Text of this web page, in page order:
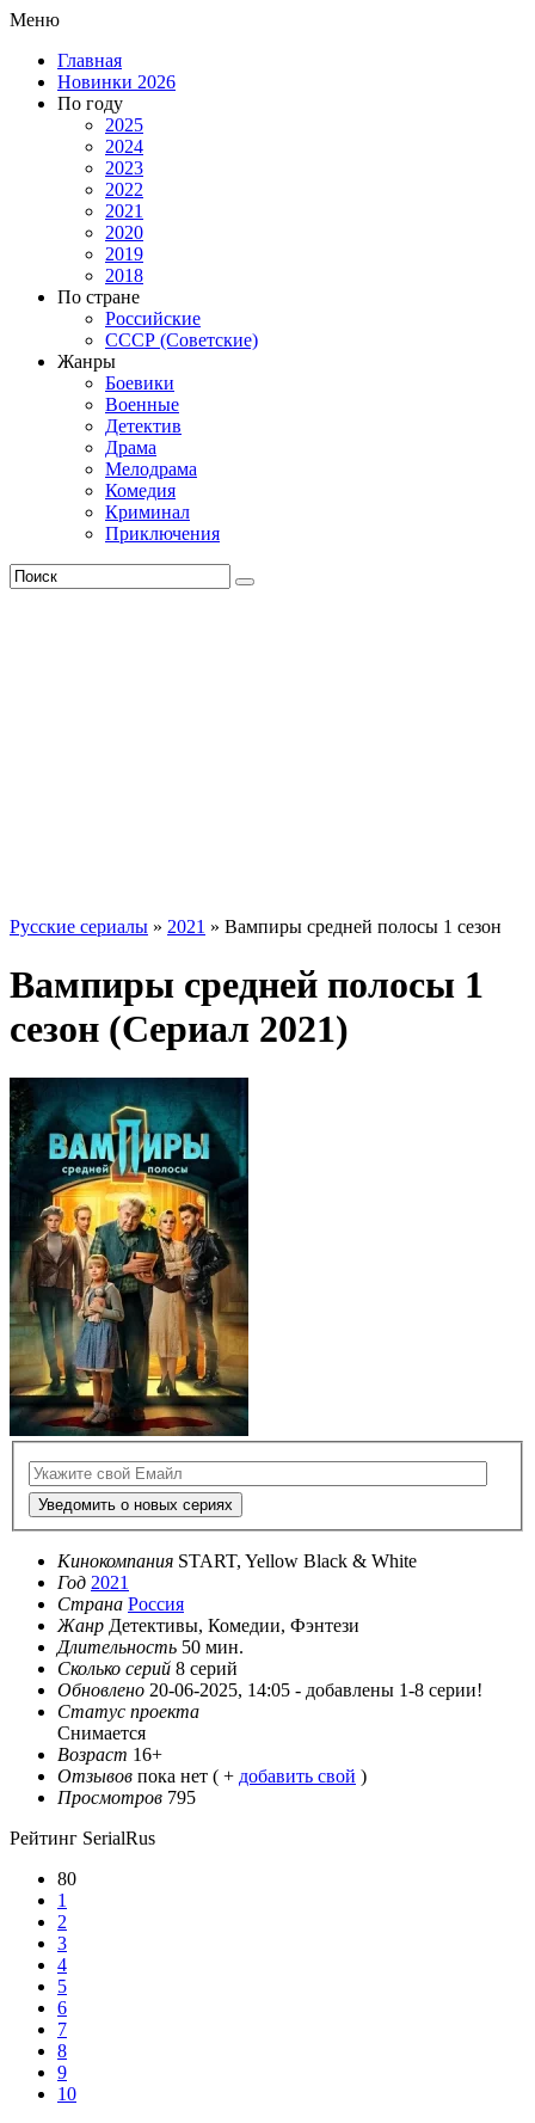
Меню
Главная
Новинки 2026
По году
2025
2024
2023
2022
2021
2020
2019
2018
По стране
Российские
СССР (Советские)
Жанры
Боевики
Военные
Детектив
Драма
Мелодрама
Комедия
Криминал
Приключения
Русские сериалы » 2021 » Вампиры средней полосы 1 сезон
Вампиры средней полосы 1
сезон (Сериал 2021)
Уведомить о новых сериях
Кинокомпания START, Yellow Black & White
Год 2021
Страна Россия
Жанр Детективы, Комедии, Фэнтези
Длительность 50 мин.
Сколько серий 8 серий
Обновлено 20-06-2025, 14:05 - добавлены 1-8 серии!
Статус проекта
Снимается
Возраст 16+
Отзывов пока нет ( + добавить свой )
Просмотров 795
Рейтинг SerialRus
80
1
2
3
4
5
6
7
8
9
10